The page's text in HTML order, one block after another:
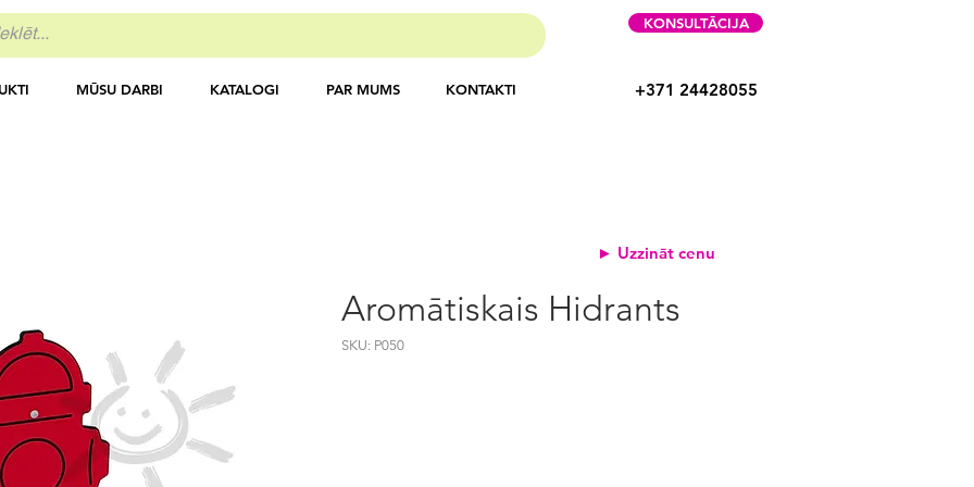
MŪSU DARBI KATALOGI PAR MUMS KONTAKTI
KONSULTĀCIJA
+371 24428055
Aromātiskais Hidrants
SKU: P050
► Uzzināt cenu